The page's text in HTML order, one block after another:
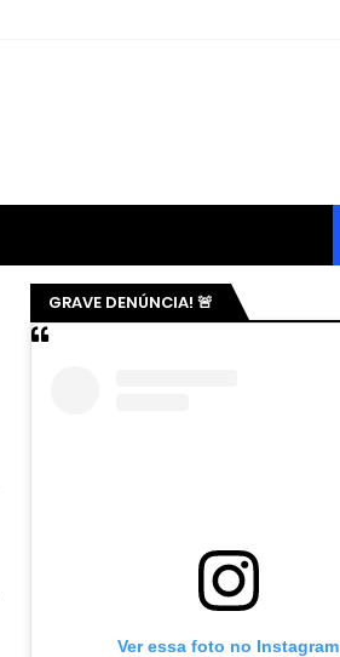
GRAVE DENÚNCIA! 🚨
Ver essa foto no Instagram